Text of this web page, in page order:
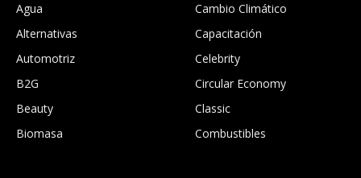
Agua
Alternativas
Automotriz
B2G
Beauty
Biomasa
Cambio Climático
Capacitación
Celebrity
Circular Economy
Classic
Combustibles